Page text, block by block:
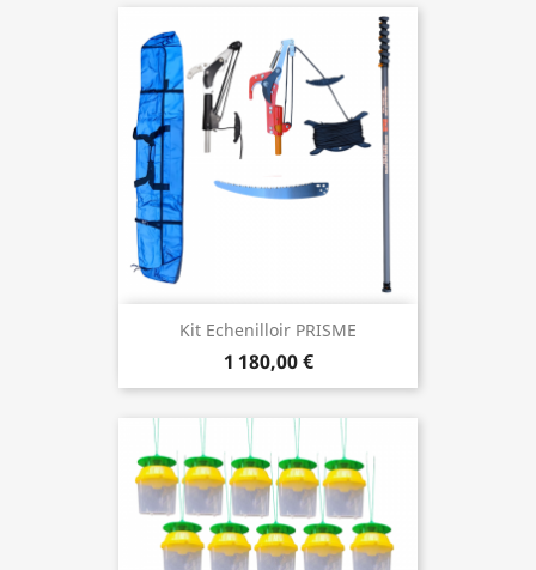
Kit Echenilloir PRISME
1 180,00 €